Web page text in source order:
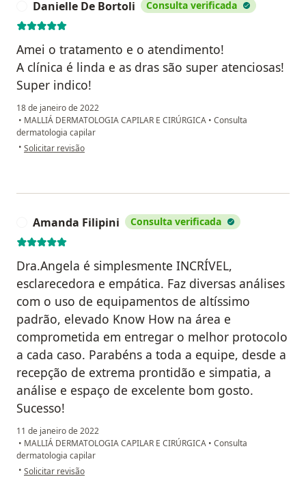
Danielle De Bortoli Consulta verificada
Amei o tratamento e o atendimento!
A clínica é linda e as dras são super atenciosas!
Super indico!
18 de janeiro de 2022
• MALLIÁ DERMATOLOGIA CAPILAR E CIRÚRGICA • Consulta
dermatologia capilar
• na opinião do utilizador Danielle De Bortoli
Solicitar revisão
Amanda Filipini Consulta verificada
Dra.Angela é simplesmente INCRÍVEL,
esclarecedora e empática. Faz diversas análises
com o uso de equipamentos de altíssimo
padrão, elevado Know How na área e
comprometida em entregar o melhor protocolo
a cada caso. Parabéns a toda a equipe, desde a
recepção de extrema prontidão e simpatia, a
análise e espaço de excelente bom gosto.
Sucesso!
11 de janeiro de 2022
• MALLIÁ DERMATOLOGIA CAPILAR E CIRÚRGICA • Consulta
dermatologia capilar
• na opinião do utilizador Amanda Filipini
Solicitar revisão